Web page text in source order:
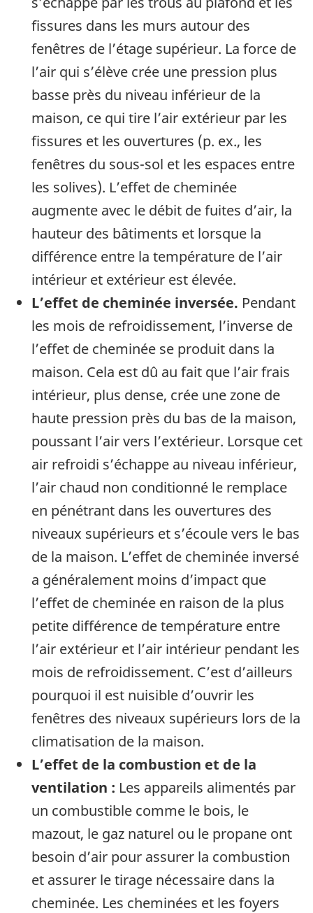
fissures dans les murs autour des
fenêtres de l’étage supérieur. La force de
l’air qui s’élève crée une pression plus
basse près du niveau infé­rieur de la
maison, ce qui tire l’air extérieur par les
fissures et les ouvertures (p. ex., les
fenêtres du sous-sol et les espaces entre
les solives). L’effet de cheminée
augmente avec le débit de fuites d’air, la
hauteur des bâtiments et lorsque la
différence entre la température de l’air
intérieur et extérieur est élevée.
L’effet de cheminée inversée. Pendant
les mois de refroidissement, l’inverse de
l’effet de cheminée se produit dans la
maison. Cela est dû au fait que l’air frais
intérieur, plus dense, crée une zone de
haute pression près du bas de la maison,
poussant l’air vers l’extérieur. Lorsque cet
air refroidi s’échappe au niveau inférieur,
l’air chaud non conditionné le remplace
en pénétrant dans les ouvertures des
niveaux supérieurs et s’écoule vers le bas
de la maison. L’effet de cheminée inversé
a généralement moins d’impact que
l’effet de cheminée en raison de la plus
petite différence de température entre
l’air extérieur et l’air intérieur pendant les
mois de refroidissement. C’est d’ailleurs
pourquoi il est nuisible d’ouvrir les
fenêtres des niveaux supérieurs lors de la
climatisation de la maison.
L’effet de la combustion et de la
ventilation : Les appareils alimentés par
un combustible comme le bois, le
mazout, le gaz naturel ou le propane ont
besoin d’air pour assurer la com­bustion
et assurer le tirage nécessaire dans la
cheminée. Les cheminées et les foyers